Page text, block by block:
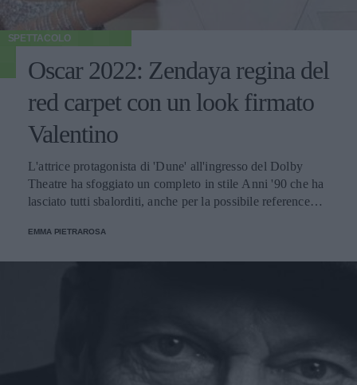
SPETTACOLO
Oscar 2022: Zendaya regina del
red carpet con un look firmato
Valentino
L'attrice protagonista di 'Dune' all'ingresso del Dolby
Theatre ha sfoggiato un completo in stile Anni '90 che ha
lasciato tutti sbalorditi, anche per la possibile reference
EMMA PIETRAROSA